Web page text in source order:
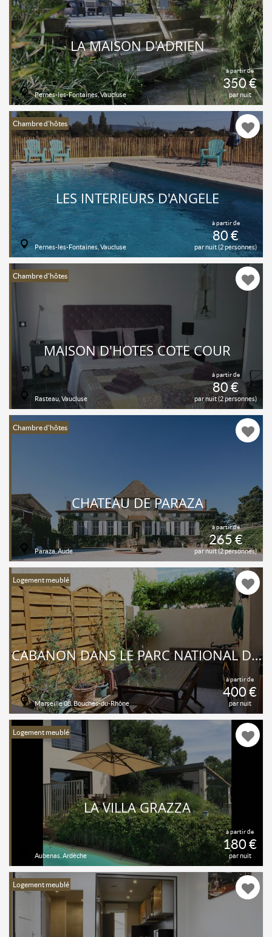
à partir de
350 €
par nuit
LA MAISON D'ADRIEN
Pernes-les-Fontaines, Vaucluse
Chambre d'hôtes
à partir de
80 €
par nuit (2 personnes)
LES INTÉRIEURS D'ANGÉLE
Pernes-les-Fontaines, Vaucluse
Chambre d'hôtes
à partir de
80 €
par nuit (2 personnes)
MAISON D'HÔTES COTÉ COUR
Rasteau, Vaucluse
Chambre d'hôtes
à partir de
265 €
par nuit (2 personnes)
CHATEAU DE PARAZA
Paraza, Aude
Logement meublé
à partir de
400 €
par nuit
CABANON DANS LE PARC NATIONAL DES CALANQUES , MARSEILLE
Marseille 08, Bouches-du-Rhône
Logement meublé
à partir de
180 €
par nuit
LA VILLA GRAZZA
Aubenas, Ardèche
Logement meublé